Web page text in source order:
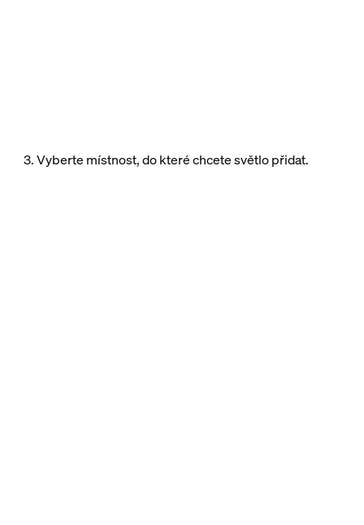
3. Vyberte místnost, do které chcete světlo přidat.